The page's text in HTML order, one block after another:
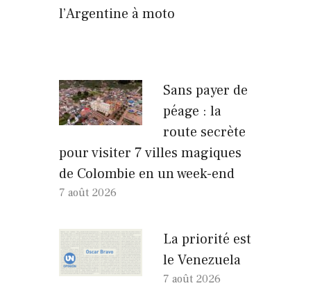
l’Argentine à moto
Sans payer de
péage : la
route secrète
pour visiter 7 villes magiques
de Colombie en un week-end
7 août 2026
La priorité est
le Venezuela
7 août 2026